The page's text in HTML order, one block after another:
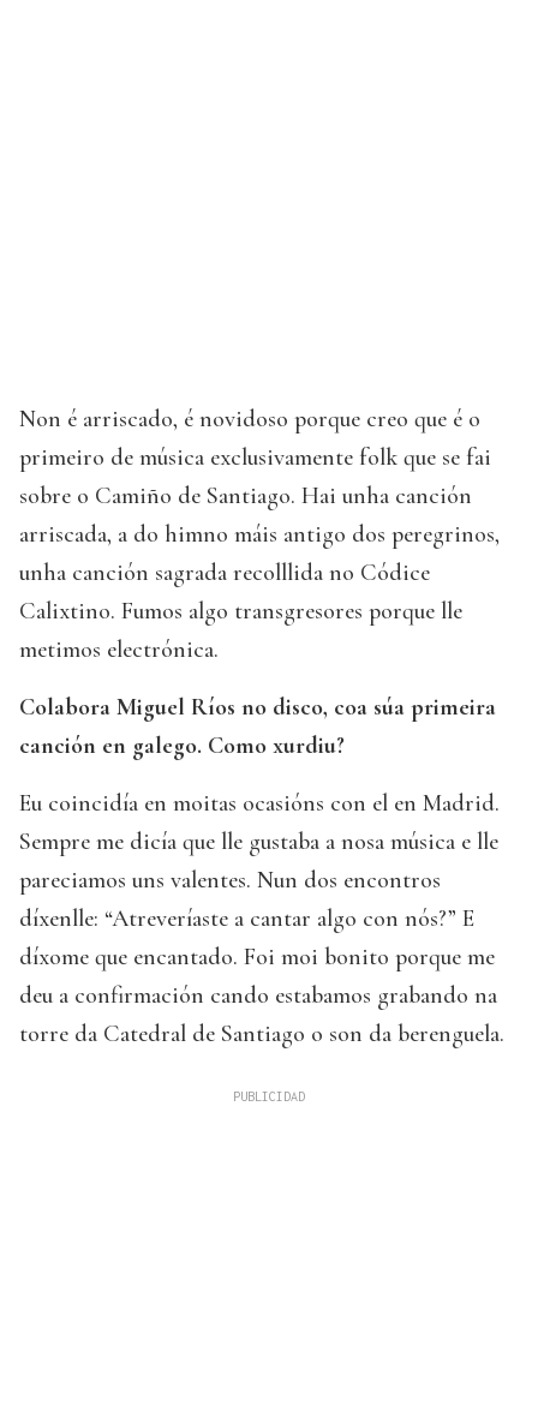
Non é arriscado, é novidoso porque creo que é o
primeiro de música exclusivamente folk que se fai
sobre o Camiño de Santiago. Hai unha canción
arriscada, a do himno máis antigo dos peregrinos,
unha canción sagrada recolllida no Códice
Calixtino. Fumos algo transgresores porque lle
metimos electrónica.
Colabora Miguel Ríos no disco, coa súa primeira
canción en galego. Como xurdiu?
Eu coincidía en moitas ocasións con el en Madrid.
Sempre me dicía que lle gustaba a nosa música e lle
pareciamos uns valentes. Nun dos encontros
díxenlle: “Atreveríaste a cantar algo con nós?” E
díxome que encantado. Foi moi bonito porque me
deu a confirmación cando estabamos grabando na
torre da Catedral de Santiago o son da berenguela.